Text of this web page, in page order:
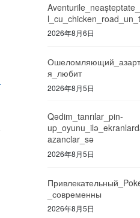
2026年8月6日
я_любит
2026年8月5日
Qədim_tanrılar_pin-
azanclar_sə
2026年8月5日
_современны
2026年8月5日